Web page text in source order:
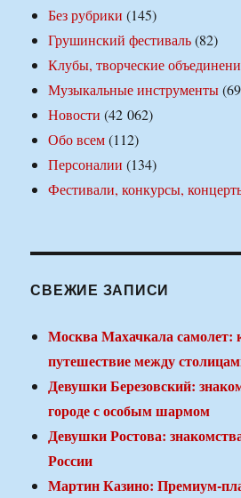
Без рубрики (145)
Грушинский фестиваль(82)
Клубы, творческие
Музыкальные инструменты
Новости (42 062)
Обо всем(112)
Персоналии (134)
Фестивали, конкурсы,
СВЕЖИЕ ЗАПИСИ
Москва Махачкала самолет:
путешествие между
Девушки Березовский:
городе с особым шармом
Девушки Ростова:
России
Мартин Казино: Премиум-